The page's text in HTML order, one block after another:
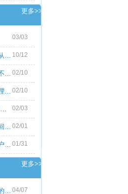
更多>>
03/03
外汇开户流程一文详细介绍从零到一 10/12
【外汇入门】外汇投资出现不良心态的原 02/10
外汇：中国未来最大的投资理财市场 02/10
外汇基础知识 外汇交易中常见的外汇专用 02/03
【突破、回踩、确认】鉴别回撤和倒退 02/01
外汇隔离账户与外汇分离账户的区别 01/31
更多>>
外汇返佣：交易者不可忽视的隐藏收益 04/07